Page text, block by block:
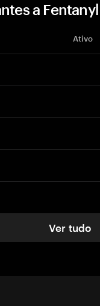
a Fentanyl
Ativo
Ver tudo